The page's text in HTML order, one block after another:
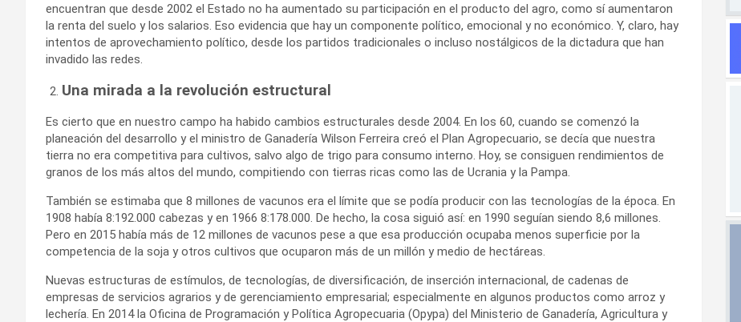
encuentran que desde 2002 el Estado no ha aumentado su participación en el producto del agro, como sí aumentaron
la renta del suelo y los salarios. Eso evidencia que hay un componente político, emocional y no económico. Y, claro, hay
intentos de aprovechamiento político, desde los partidos tradicionales o incluso nostálgicos de la dictadura que han
invadido las redes.
Una mirada a la revolución estructural
Es cierto que en nuestro campo ha habido cambios estructurales desde 2004. En los 60, cuando se comenzó la
planeación del desarrollo y el ministro de Ganadería Wilson Ferreira creó el Plan Agropecuario, se decía que nuestra
tierra no era competitiva para cultivos, salvo algo de trigo para consumo interno. Hoy, se consiguen rendimientos de
granos de los más altos del mundo, compitiendo con tierras ricas como las de Ucrania y la Pampa.
También se estimaba que 8 millones de vacunos era el límite que se podía producir con las tecnologías de la época. En
1908 había 8:192.000 cabezas y en 1966 8:178.000. De hecho, la cosa siguió así: en 1990 seguían siendo 8,6 millones.
Pero en 2015 había más de 12 millones de vacunos pese a que esa producción ocupaba menos superficie por la
competencia de la soja y otros cultivos que ocuparon más de un millón y medio de hectáreas.
Nuevas estructuras de estímulos, de tecnologías, de diversificación, de inserción internacional, de cadenas de
empresas de servicios agrarios y de gerenciamiento empresarial; especialmente en algunos productos como arroz y
lechería. En 2014 la Oficina de Programación y Política Agropecuaria (Opypa) del Ministerio de Ganadería, Agricultura y